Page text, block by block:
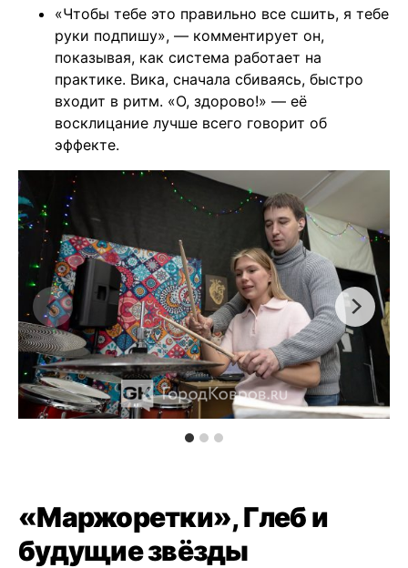
«Чтобы тебе это правильно все сшить, я тебе
руки подпишу», — комментирует он,
показывая, как система работает на
практике. Вика, сначала сбиваясь, быстро
входит в ритм. «О, здорово!» — её
восклицание лучше всего говорит об
эффекте.
«Маржоретки», Глеб и
будущие звёзды